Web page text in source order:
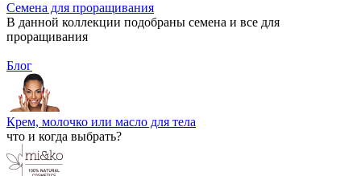
Семена для проращивания
В данной коллекции подобраны семена и все для
проращивания
Блог
Крем, молочко или масло для тела
что и когда выбрать?